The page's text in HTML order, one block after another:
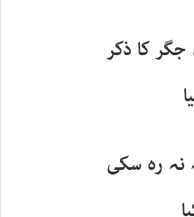
کا ذکر
نہ رہ سکی